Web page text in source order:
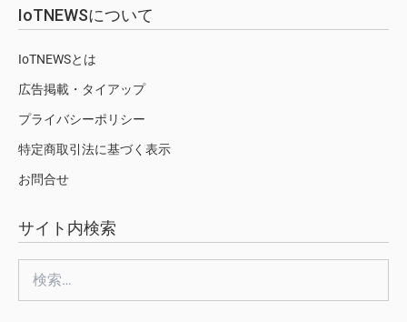
IoTNEWSについて
IoTNEWSとは
広告掲載・タイアップ
プライバシーポリシー
特定商取引法に基づく表示
お問合せ
サイト内検索
索: